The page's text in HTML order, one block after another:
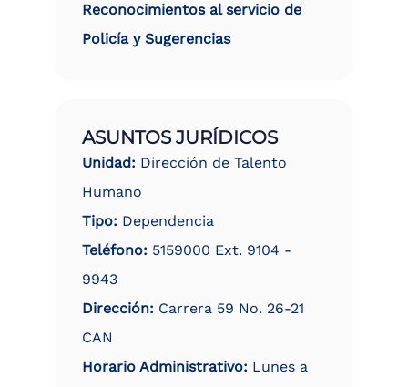
Reconocimientos al servicio de
Policía y Sugerencias
ASUNTOS JURÍDICOS
Unidad: Dirección de Talento
Humano
Tipo: Dependencia
Teléfono: 5159000 Ext. 9104 -
9943
Dirección: Carrera 59 No. 26-21
CAN
Horario Administrativo: Lunes a